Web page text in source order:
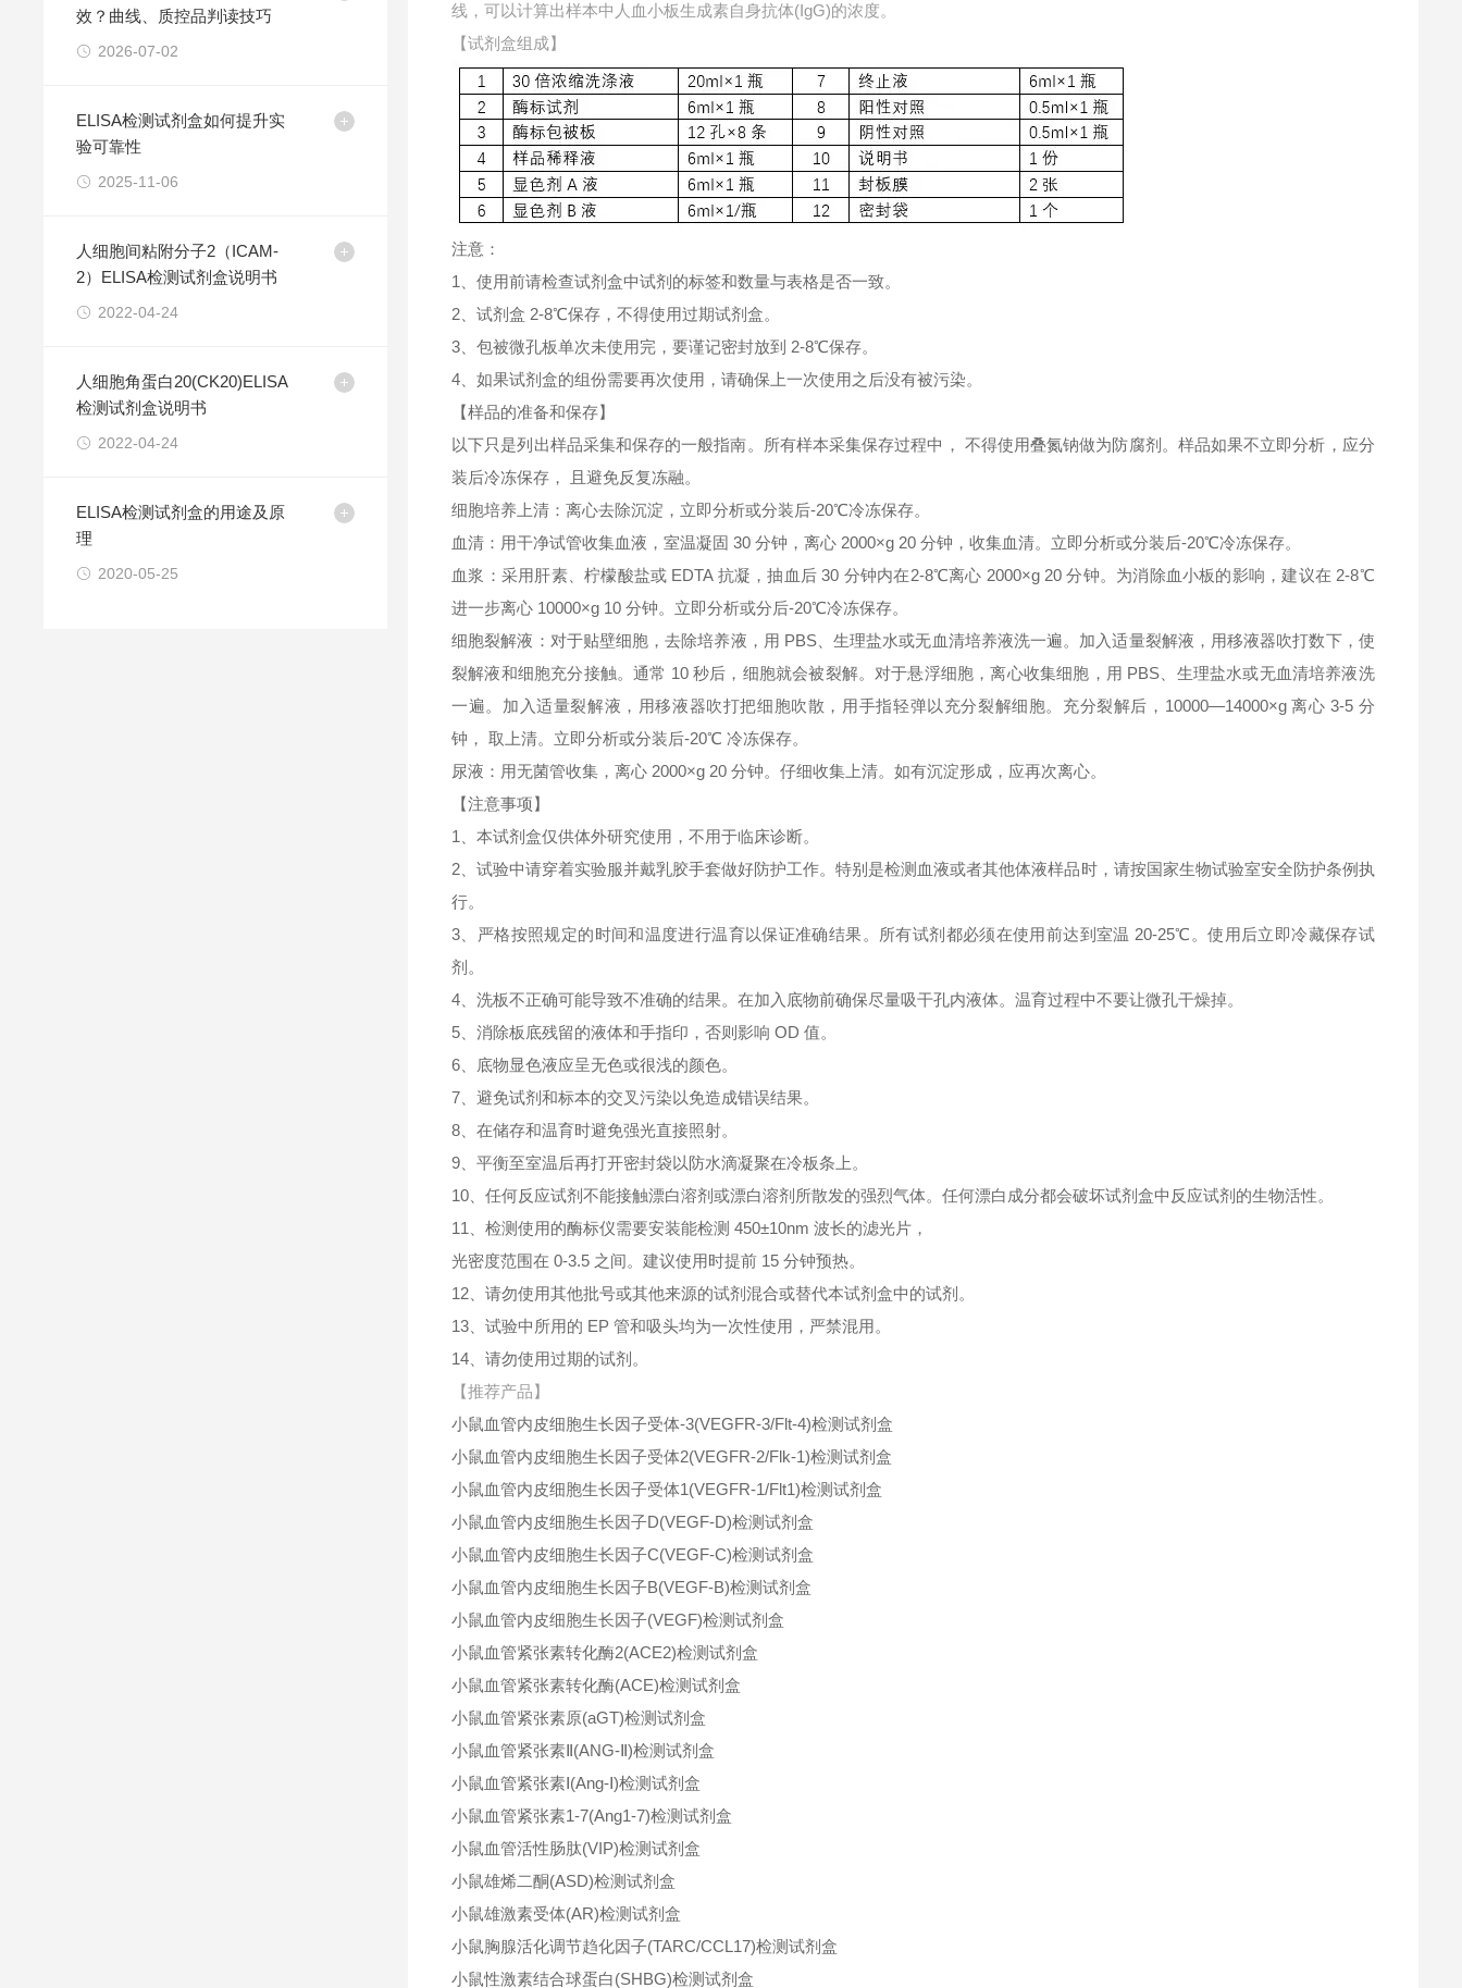
效？曲线、质控品判读技巧
2026-07-02
ELISA检测试剂盒如何提升实
验可靠性
2025-11-06
人细胞间粘附分子2（ICAM-
2）ELISA检测试剂盒说明书
2022-04-24
人细胞角蛋白20(CK20)ELISA
检测试剂盒说明书
2022-04-24
ELISA检测试剂盒的用途及原
理
2020-05-25
线，可以计算出样本中 人血小板生成素自身抗体(IgG)的浓度。
【试剂盒组成】
注意：
1、使用前请检查试剂盒中试剂的标签和数量与表格是否一致。
2、试剂盒 2-8℃保存，不得使用过期试剂盒。
3、包被微孔板单次未使用完，要谨记密封放到 2-8℃保存。
4、如果试剂盒的组份需要再次使用，请确保上一次使用之后没有被污染。
【样品的准备和保存】
以下只是列出样品采集和保存的一般指南。所有样本采集保存过程中， 不得使用叠氮钠做为防腐剂。样品如果不立即分析，应分
装后冷冻保存， 且避免反复冻融。
细胞培养上清：离心去除沉淀，立即分析或分装后-20℃冷冻保存。
血清：用干净试管收集血液，室温凝固 30 分钟，离心 2000×g 20 分钟，收集血清。立即分析或分装后-20℃冷冻保存。
血浆：采用肝素、柠檬酸盐或 EDTA 抗凝，抽血后 30 分钟内在2-8℃离心 2000×g 20 分钟。为消除血小板的影响，建议在 2-8℃
进一步离心 10000×g 10 分钟。立即分析或分后-20℃冷冻保存。
细胞裂解液：对于贴壁细胞，去除培养液，用 PBS、生理盐水或无血清培养液洗一遍。加入适量裂解液，用移液器吹打数下，使
裂解液和细胞充分接触。通常 10 秒后，细胞就会被裂解。对于悬浮细胞，离心收集细胞，用 PBS、生理盐水或无血清培养液洗
一遍。加入适量裂解液，用移液器吹打把细胞吹散，用手指轻弹以充分裂解细胞。充分裂解后，10000—14000×g 离心 3-5 分
钟， 取上清。立即分析或分装后-20℃ 冷冻保存。
尿液：用无菌管收集，离心 2000×g 20 分钟。仔细收集上清。如有沉淀形成，应再次离心。
【注意事项】
1、本试剂盒仅供体外研究使用，不用于临床诊断。
2、试验中请穿着实验服并戴乳胶手套做好防护工作。特别是检测血液或者其他体液样品时，请按国家生物试验室安全防护条例执
行。
3、严格按照规定的时间和温度进行温育以保证准确结果。所有试剂都必须在使用前达到室温 20-25℃。使用后立即冷藏保存试
剂。
4、洗板不正确可能导致不准确的结果。在加入底物前确保尽量吸干孔内液体。温育过程中不要让微孔干燥掉。
5、消除板底残留的液体和手指印，否则影响 OD 值。
6、底物显色液应呈无色或很浅的颜色。
7、避免试剂和标本的交叉污染以免造成错误结果。
8、在储存和温育时避免强光直接照射。
9、平衡至室温后再打开密封袋以防水滴凝聚在冷板条上。
10、任何反应试剂不能接触漂白溶剂或漂白溶剂所散发的强烈气体。任何漂白成分都会破坏试剂盒中反应试剂的生物活性。
11、检测使用的酶标仪需要安装能检测 450±10nm 波长的滤光片，
光密度范围在 0-3.5 之间。建议使用时提前 15 分钟预热。
12、请勿使用其他批号或其他来源的试剂混合或替代本试剂盒中的试剂。
13、试验中所用的 EP 管和吸头均为一次性使用，严禁混用。
14、请勿使用过期的试剂。
【推荐产品】
小鼠血管内皮细胞生长因子受体-3(VEGFR-3/Flt-4)检测试剂盒
小鼠血管内皮细胞生长因子受体2(VEGFR-2/Flk-1)检测试剂盒
小鼠血管内皮细胞生长因子受体1(VEGFR-1/Flt1)检测试剂盒
小鼠血管内皮细胞生长因子D(VEGF-D)检测试剂盒
小鼠血管内皮细胞生长因子C(VEGF-C)检测试剂盒
小鼠血管内皮细胞生长因子B(VEGF-B)检测试剂盒
小鼠血管内皮细胞生长因子(VEGF)检测试剂盒
小鼠血管紧张素转化酶2(ACE2)检测试剂盒
小鼠血管紧张素转化酶(ACE)检测试剂盒
小鼠血管紧张素原(aGT)检测试剂盒
小鼠血管紧张素Ⅱ(ANG-Ⅱ)检测试剂盒
小鼠血管紧张素Ⅰ(Ang-Ⅰ)检测试剂盒
小鼠血管紧张素1-7(Ang1-7)检测试剂盒
小鼠血管活性肠肽(VIP)检测试剂盒
小鼠雄烯二酮(ASD)检测试剂盒
小鼠雄激素受体(AR)检测试剂盒
小鼠胸腺活化调节趋化因子(TARC/CCL17)检测试剂盒
小鼠性激素结合球蛋白(SHBG)检测试剂盒